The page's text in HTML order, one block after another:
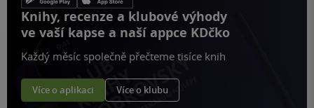
Knihy, recenze a klubové výhody
ve vaší kapse a naší appce KDčko
Každý měsíc společně přečteme tisíce knih
Více o aplikaci Více o klubu